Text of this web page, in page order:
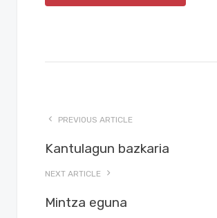
PREVIOUS ARTICLE
Kantulagun bazkaria
NEXT ARTICLE
Mintza eguna